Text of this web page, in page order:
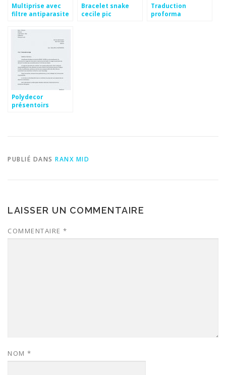
Multiprise avec
filtre antiparasite
Bracelet snake
cecile pic
Traduction
proforma
Polydecor
présentoirs
PUBLIÉ DANS RANX MID
LAISSER UN COMMENTAIRE
COMMENTAIRE *
NOM *